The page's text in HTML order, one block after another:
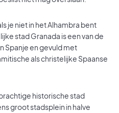
je niet in het Alhambra bent
stad Granada is een van de
Spanje en gevuld met
als christelijke Spaanse
historische stad
groot stadsplein in halve